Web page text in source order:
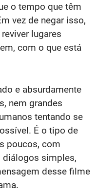
o tempo que têm
vez de negar isso,
lugares
com o que está
e absurdamente
nem grandes
tentando se
É o tipo de
poucos, com
diálogos simples,
desse filme